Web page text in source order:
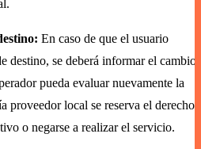
En caso de que el usuario
destino, se deberá informar el cambio
pueda evaluar nuevamente la
proveedor local se reserva el derecho
o negarse a realizar el servicio.